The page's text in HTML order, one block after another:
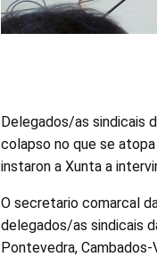
Delegados/as sindicais
colapso no que se
instaron a Xunta a
O secretario comarcal
delegados/as sindicais
Pontevedra,